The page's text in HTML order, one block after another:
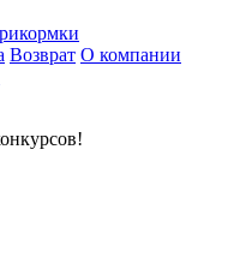
Возврат О компании